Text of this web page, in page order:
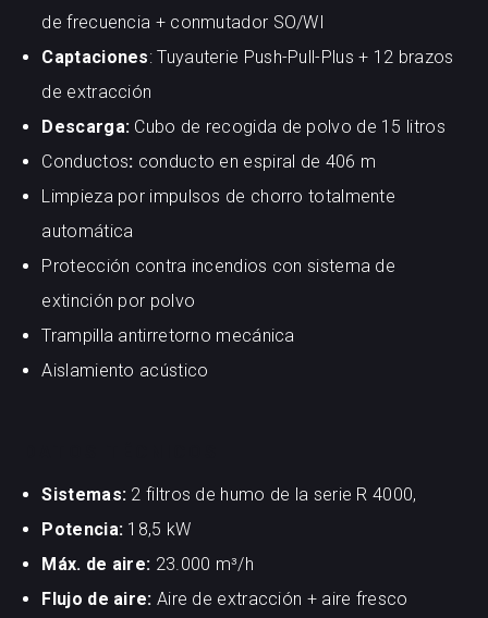
de frecuencia + conmutador SO/WI
Captaciones: Tuyauterie Push-Pull-Plus + 12 brazos
de extracción
Descarga: Cubo de recogida de polvo de 15 litros
Conductos: conducto en espiral de 406 m
Limpieza por impulsos de chorro totalmente
automática
Protección contra incendios con sistema de
extinción por polvo
Trampilla antirretorno mecánica
Aislamiento acústico
Sistemas: 2 filtros de humo de la serie R 4000,
Potencia: 18,5 kW
Máx. de aire: 23.000 m³/h
Flujo de aire: Aire de extracción + aire fresco